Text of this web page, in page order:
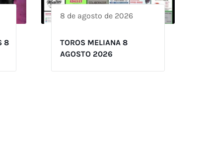
8
8 de agosto de 2026
TOROS MELIANA 8
AGOSTO 2026